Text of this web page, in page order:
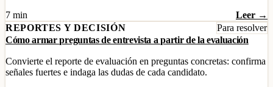
7 min
Leer →
REPORTES Y DECISIÓN
Para resolver
Cómo armar preguntas de entrevista a partir de la evaluación
Convierte el reporte de evaluación en preguntas concretas: confirma
señales fuertes e indaga las dudas de cada candidato.